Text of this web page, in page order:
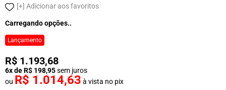
Adicionar aos favoritos
Carregando opções..
Lançamento
R$ 1.193,68
6x de R$ 198,95sem juros
ou R$ 1.014,63 à vista no pix